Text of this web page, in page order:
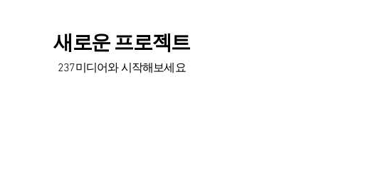
​새로운 프로젝트
​​237미디어와 시작해보세요